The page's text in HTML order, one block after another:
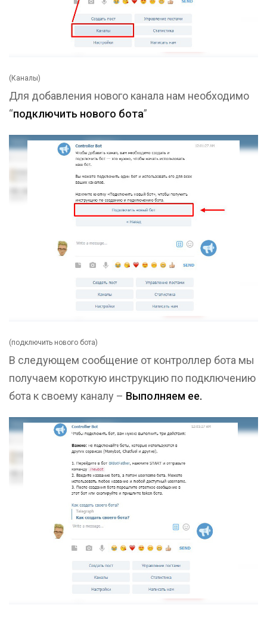
(Каналы)
Для добавления нового канала нам необходимо
“подключить нового бота”
(подключить нового бота)
В следующем сообщение от контроллер бота мы
получаем короткую инструкцию по подключению
бота к своему каналу – Выполняем ее.